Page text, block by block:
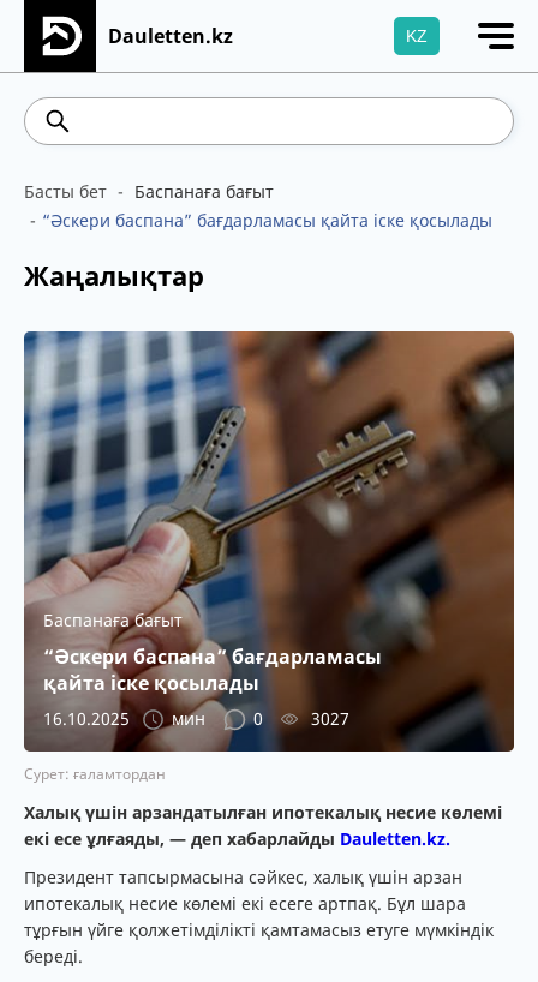
Dauletten.kz KZ
Сіздің өтінішіңіз сәтті жіберілді, Рақмет!
Басты бет
Баспанаға бағыт
“Әскери баспана” бағдарламасы қайта іске қосылады
Жаңалықтар
Баспанаға бағыт
“Әскери баспана” бағдарламасы
қайта іске қосылады
16.10.2025 мин 0 3027
Сурет: ғаламтордан
Халық үшін арзандатылған ипотекалық несие көлемі
екі есе ұлғаяды, — деп хабарлайды Dauletten.kz.
Президент тапсырмасына сәйкес, халық үшін арзан
ипотекалық несие көлемі екі есеге артпақ. Бұл шара
тұрғын үйге қолжетімділікті қамтамасыз етуге мүмкіндік
береді.